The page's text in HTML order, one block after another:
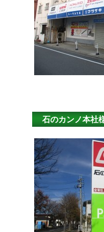
石のカンノ本社